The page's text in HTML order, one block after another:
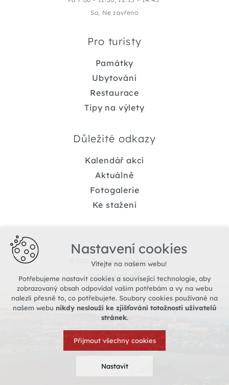
So, Ne zavřeno
Pro turisty
Památky
Ubytování
Restaurace
Tipy na výlety
Důležité odkazy
Kalendář akcí
Aktuálně
Fotogalerie
Ke stažení
© 2026 Copyright TIC Jemnice
Vytvořil xart.cz
Nastavení cookies
Vítejte na našem webu!
Potřebujeme nastavit cookies a související technologie, aby
zobrazovaný obsah odpovídal vašim potřebám a vy na webu
nalezli přesně to, co potřebujete. Soubory cookies používané na
našem webu nikdy neslouží ke zjišťování totožnosti uživatelů
stránek.
Přijmout všechny cookies
Nastavit